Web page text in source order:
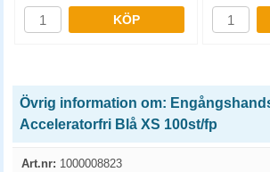
KÖP
Övrig information om:
Acceleratorfri Blå XS 100st/fp
Art.nr: 1000008823